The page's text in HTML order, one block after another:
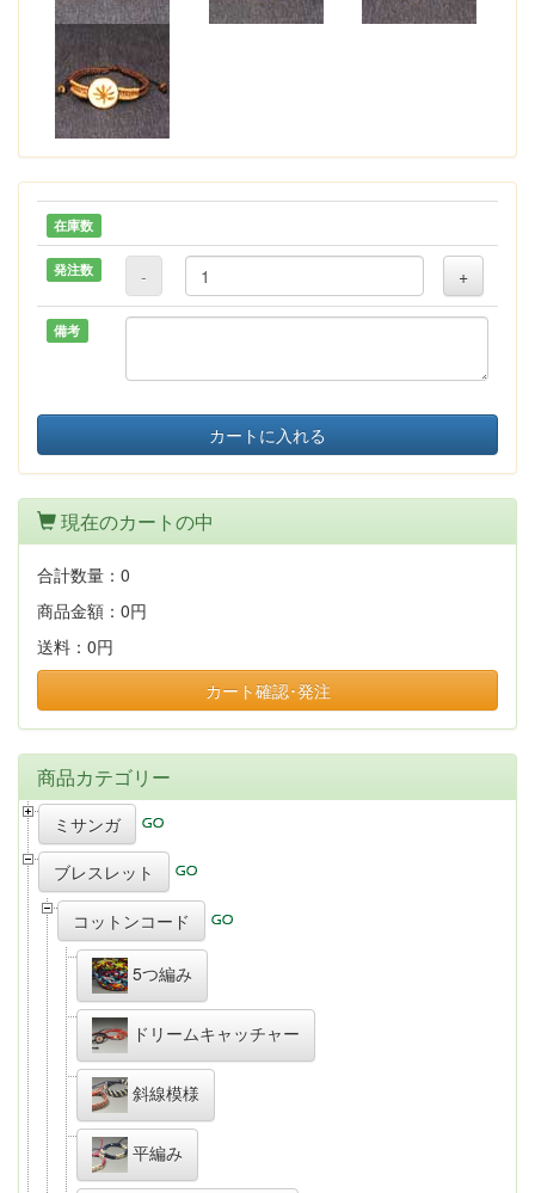
在庫数
発注数 - +
備考
カートに入れる
現在のカートの中
合計数量： 0
商品金額： 0円
送料： 0円
カート確認･発注
商品カテゴリー
ミサンガ
ブレスレット
コットンコード
5つ編み
ドリームキャッチャー
斜線模様
平編み